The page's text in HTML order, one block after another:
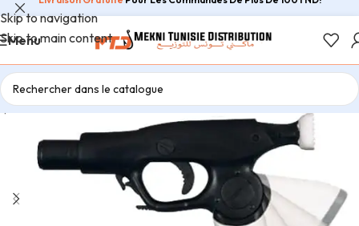
Skip to navigation
Skip to main content
Menu